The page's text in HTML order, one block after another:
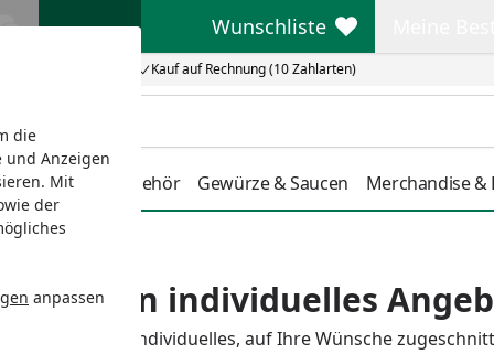
die
und Anzeigen
Mit
der
anpassen
Kauf auf Rechnung (10 Zahlarten)
Wunschliste
Wunschliste
Zubehör Gewürze & Saucen Merchandise &
ich ein individuelles
gerne ein individuelles, auf Ihre Wünsche